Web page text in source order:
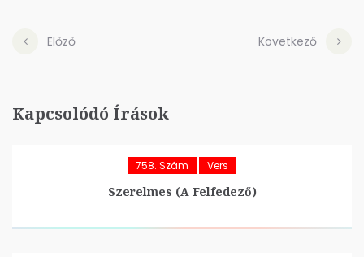
Előző Következő
Kapcsolódó Írások
758. Szám Vers
Szerelmes (A Felfedező)